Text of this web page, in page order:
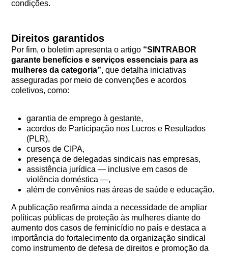
condições.
Direitos garantidos
Por fim, o boletim apresenta o artigo “SINTRABOR
garante benefícios e serviços essenciais para as
mulheres da categoria”, que detalha iniciativas
asseguradas por meio de convenções e acordos
coletivos, como:
garantia de emprego à gestante,
acordos de Participação nos Lucros e Resultados
(PLR),
cursos de CIPA,
presença de delegadas sindicais nas empresas,
assistência jurídica — inclusive em casos de
violência doméstica —,
além de convênios nas áreas de saúde e educação.
A publicação reafirma ainda a necessidade de ampliar
políticas públicas de proteção às mulheres diante do
aumento dos casos de feminicídio no país e destaca a
importância do fortalecimento da organização sindical
como instrumento de defesa de direitos e promoção da